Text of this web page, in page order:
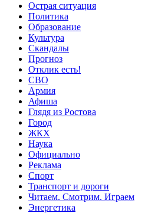
Острая ситуация
Политика
Образование
Культура
Скандалы
Прогноз
Отклик есть!
СВО
Армия
Афиша
Глядя из Ростова
Город
ЖКХ
Наука
Официально
Реклама
Спорт
Транспорт и дороги
Читаем. Смотрим. Играем
Энергетика